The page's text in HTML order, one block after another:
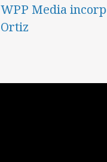
WPP Media
Ortiz